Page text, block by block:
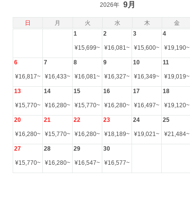
日 月 火 水 木 金
2026年 9月
1
¥15,699~
2
¥16,081~
3
¥15,600~
4
¥19,190~
6
¥16,817~
7
¥16,433~
8
¥16,081~
9
¥16,327~
10
¥16,349~
11
¥19,019~
13
¥15,770~
14
¥16,280~
15
¥15,770~
16
¥16,280~
17
¥16,497~
18
¥19,120~
20
¥16,280~
21
¥15,770~
22
¥16,280~
23
¥18,189~
24
¥19,021~
25
¥21,484~
27
¥15,770~
28
¥16,280~
29
¥16,547~
30
¥16,577~